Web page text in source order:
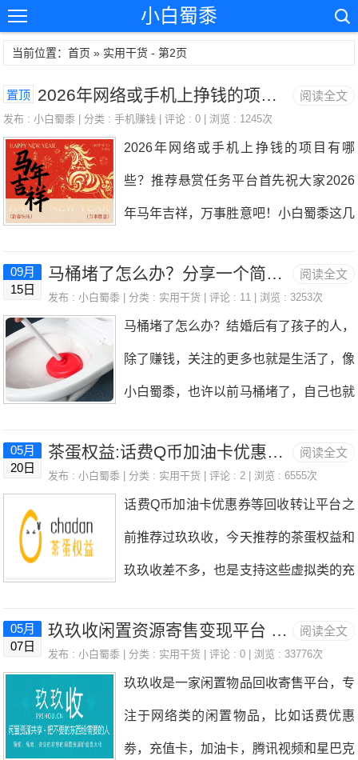
小白蜀黍
当前位置：首页 » 实用干货 - 第2页
阅读全文
置顶 2026年网络或手机上挣钱的项目有哪些？推荐悬赏任务平台
发布 :小白蜀黍 | 分类 :手机赚钱 | 评论 : 0 | 浏览 : 1245次
2026年网络或手机上挣钱的项目有哪
些？推荐悬赏任务平台首先祝大家2026
年马年吉祥，万事胜意吧！小白蜀黍这几
上班，空闲的很多时间都在砍传奇，投资
了，小白蜀黍的裤衩子都要亏没了，就算
是仇人，知道小白蜀黍买的是恒生科技指
数，应该也可以释怀了。再说说网站吧，
网站实在是没有了昔日的辉煌，哪些随随
便便写点文章就能获得流量的时代不复存
的佼佼者，其他都很难被搜索推荐到前面
阅读全文
09月
15日
马桶堵了怎么办？分享一个简单可行的疏通下水道方法
发布 :小白蜀黍 | 分类 : 实用干货 | 评论 : 11 | 浏览 : 3253次
马桶堵了怎么办？结婚后有了孩子的人，
除了赚钱，关注的更多也就是生活了，像
小白蜀黍，也许以前马桶堵了，自己也就
很快，也就100元搞定，但是现在养了孩
经下不去了。于是想自己试着疏通一下，
开始的时候用个衣架剪开了，想捅捅看，
但是后来发现马桶的下水是弯曲的，这种
铁丝的根本没用。后来去搞了个上图的马
桶吸，搞了几把发现也还是不顶用，水还
阅读全文
05月
20日
茶蛋权益:话费Q币加油卡优惠券等回收转让平台附撸毛渠道
发布 :小白蜀黍 | 分类 : 实用干货 | 评论 : 2 | 浏览 : 6555次
话费Q币加油卡优惠券等回收转让平台之
前推荐过玖玖收，今天推荐的茶蛋权益和
玖玖收差不多，也是支持这些虚拟类的充
不过茶蛋权益界面布局上更加直观一点，
阅读全文
05月
07日
玖玖收闲置资源寄售变现平台 话费加油卡Q币黄金名酒优惠券回收
发布 :小白蜀黍 | 分类 : 实用干货 | 评论 : 0 | 浏览 : 33776次
玖玖收是一家闲置物品回收寄售平台，专
注于网络类的闲置物品，比如话费优惠
劵，充值卡，加油卡，腾讯视频和星巴克